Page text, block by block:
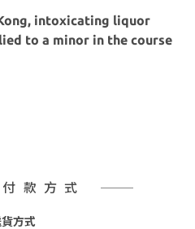
intoxicating liquor
to a minor in the course
款方式
方式